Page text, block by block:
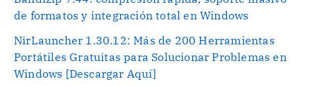
de formatos y integración total en Windows
NirLauncher 1.30.12: Más de 200 Herramientas
Portátiles Gratuitas para Solucionar Problemas en
Windows [Descargar Aquí]